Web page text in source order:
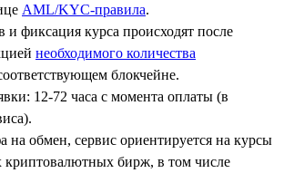
AML/KYC-правила.
и фиксация курса происходят после
необходимого количества
блокчейне.
12-72 часа с момента оплаты (в
на обмен, сервис ориентируется на курсы
криптовалютных бирж, в том числе